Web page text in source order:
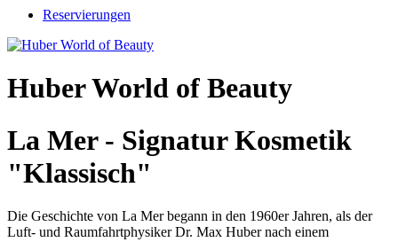
Reservierungen
Huber World of Beauty
La Mer - Signatur Kosmetik
"Klassisch"
Die Geschichte von La Mer begann in den 1960er Jahren, als der
Luft- und Raumfahrtphysiker Dr. Max Huber nach einem